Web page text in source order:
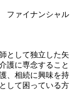
ファイナンシャル
として独立した矢
護に専念すること
、相続に興味を持
して困っている方